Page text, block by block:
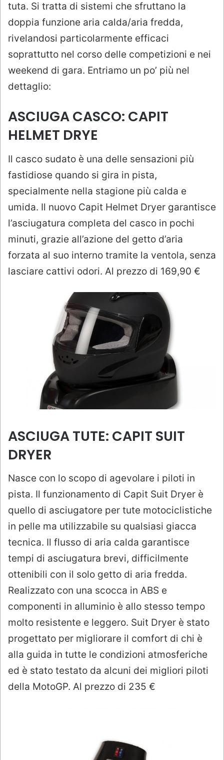
tuta. Si tratta di sistemi che sfruttano la
doppia funzione aria calda/aria fredda,
rivelandosi particolarmente efficaci
soprattutto nel corso delle competizioni e nei
weekend di gara. Entriamo un po’ più nel
dettaglio:
ASCIUGA CASCO: CAPIT
HELMET DRYE
Il casco sudato è una delle sensazioni più
fastidiose quando si gira in pista,
specialmente nella stagione più calda e
umida. Il nuovo Capit Helmet Dryer garantisce
l’asciugatura completa del casco in pochi
minuti, grazie all’azione del getto d’aria
forzata al suo interno tramite la ventola, senza
lasciare cattivi odori. Al prezzo di 169,90 €
ASCIUGA TUTE: CAPIT SUIT
DRYER
Nasce con lo scopo di agevolare i piloti in
pista. Il funzionamento di Capit Suit Dryer è
quello di asciugatore per tute motociclistiche
in pelle ma utilizzabile su qualsiasi giacca
tecnica. Il flusso di aria calda garantisce
tempi di asciugatura brevi, difficilmente
ottenibili con il solo getto di aria fredda.
Realizzato con una scocca in ABS e
componenti in alluminio è allo stesso tempo
molto resistente e leggero. Suit Dryer è stato
progettato per migliorare il comfort di chi è
alla guida in tutte le condizioni atmosferiche
ed è stato testato da alcuni dei migliori piloti
della MotoGP. Al prezzo di 235 €